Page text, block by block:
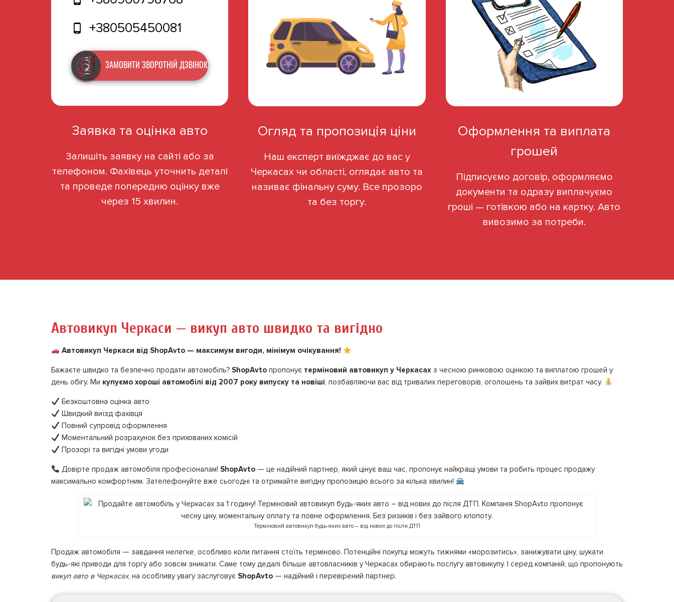
+380505450081
ЗАМОВИТИ ЗВОРОТНІЙ ДЗВІНОК
Заявка та оцінка авто
Залишіть заявку на сайті або за
телефоном. Фахівець уточнить деталі
та проведе попередню оцінку вже
через 15 хвилин.
Огляд та пропозиція ціни
Наш експерт виїжджає до вас у
Черкасах чи області, оглядає авто та
називає фінальну суму. Все прозоро
та без торгу.
Оформлення та виплата
грошей
Підписуємо договір, оформляємо
документи та одразу виплачуємо
гроші — готівкою або на картку. Авто
вивозимо за потреби.
Автовикуп Черкаси — викуп авто швидко та вигідно
Автовикуп Черкаси від ShopAvto — максимум вигоди, мінімум очікування!
Бажаєте швидко та безпечно продати автомобіль? ShopAvto пропонує терміновий автовикуп у Черкасах з чесною ринковою оцінкою та виплатою грошей у
день обігу. Ми купуємо хороші автомобілі від 2007 року випуску та новіші, позбавляючи вас від тривалих переговорів, оголошень та зайвих витрат часу.
Безкоштовна оцінка авто
Швидкий виїзд фахівця
Повний супровід оформлення
Моментальний розрахунок без прихованих комісій
Прозорі та вигідні умови угоди
Довірте продаж автомобіля професіоналам!ShopAvto — це надійний партнер, який цінує ваш час, пропонує найкращі умови та робить процес продажу
максимально комфортним. Зателефонуйте вже сьогодні та отримайте вигідну пропозицію всього за кілька хвилин!
Терміновий автовикуп будь-яких авто – від нових до після ДТП
Продаж автомобіля — завдання нелегке, особливо коли питання стоїть терміново. Потенційні покупці можуть тижнями «морозитись», занижувати ціну, шукати
будь-які приводи для торгу або зовсім зникати. Саме тому дедалі більше автовласників у Черкасах обирають послугу автовикупу. І серед компаній, що пропонують
викуп авто в Черкасах, на особливу увагу заслуговує ShopAvto — надійний і перевірений партнер.